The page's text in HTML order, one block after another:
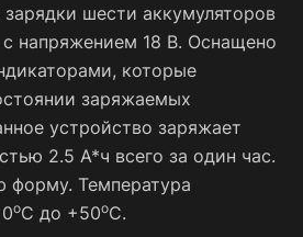
зарядки шести аккумуляторов
напряжением 18 В. Оснащено
которые
заряжаемых
устройство заряжает
2.5 А*ч всего за один час.
форму. Температура
оС до +50оС.